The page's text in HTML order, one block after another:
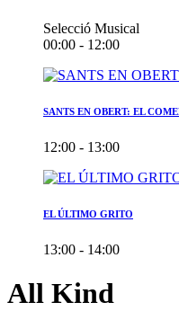
Selecció Musical
00:00 - 12:00
SANTS EN OBERT: EL
12:00 - 13:00
EL ÚLTIMO GRITO
13:00 - 14:00
All Kind